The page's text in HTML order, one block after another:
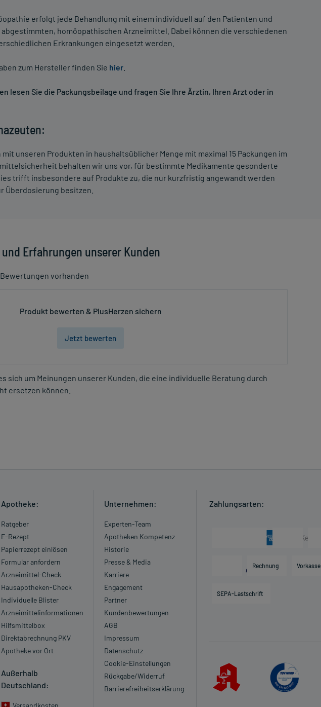
erfolgt jede Behandlung mit einem individuell auf den Patienten und
homöopathischen Arzneimittel. Dabei können die verschiedenen
Erkrankungen eingesetzt werden.
zum Hersteller finden Sie hier
lesen Sie die Packungsbeilage und fragen Sie Ihre Ärztin, Ihren Arzt oder in
unseren Produkten in haushaltsüblicher Menge mit maximal 15 Packungen im
behalten wir uns vor, für bestimmte Medikamente gesonderte
trifft insbesondere auf Produkte zu, die nur kurzfristig angewandt werden
Überdosierung besitzen.
Erfahrungen unserer Kunden
vorhanden
Produkt bewerten & PlusHerzen sichern
Jetzt bewerten
sich um Meinungen unserer Kunden, die eine individuelle Beratung durch
ersetzen können.
Apotheke:
Ratgeber
E-Rezept
Papierrezept einlösen
Formular anfordern
Arzneimittel-Check
Hausapotheken-Check
Individuelle Blister
Arzneimittelinformationen
Hilfsmittelbox
Direktabrechnung PKV
Apotheke vor Ort
Außerhalb
Deutschland:
Unternehmen:
Experten-Team
Apotheken Kompetenz
Historie
Presse & Media
Karriere
Engagement
Partner
Kundenbewertungen
AGB
Impressum
Datenschutz
Cookie-Einstellungen
Rückgabe/Widerruf
Barrierefreiheitserklärung
Zahlungsarten:
Rechnung Vorkasse
SEPA-Lastschrift